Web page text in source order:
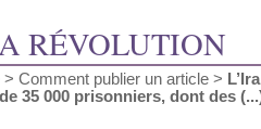
RÉVOLUTION
> Comment publier un article >
35 000 prisonniers, dont des